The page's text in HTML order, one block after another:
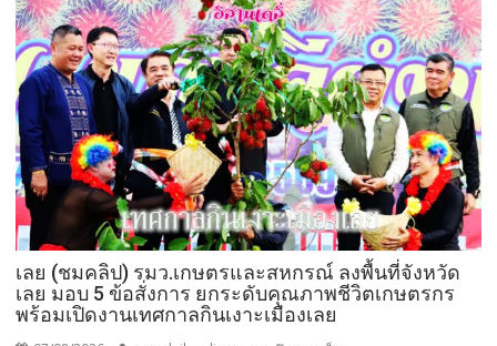
264
กำนัน
ผู้ใหญ่
บ้าน
ยอด
เยี่ยม
มอบ
แหนบ
ทองคำ
“รางวัล
เกียรติยศ
แห่ง
การ
เลย (ชมคลิป) รมว.เกษตรและสหกรณ์ ลงพื้นที่จังหวัด
เลย มอบ 5 ข้อสั่งการ ยกระดับคุณภาพชีวิตเกษตรกร
พร้อมเปิดงานเทศกาลกินเงาะเมืองเลย